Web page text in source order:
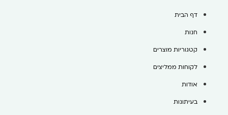
דף הבית
חנות
קטגוריות מוצרים
לקוחות ממליצים
אודות
בעיתונות